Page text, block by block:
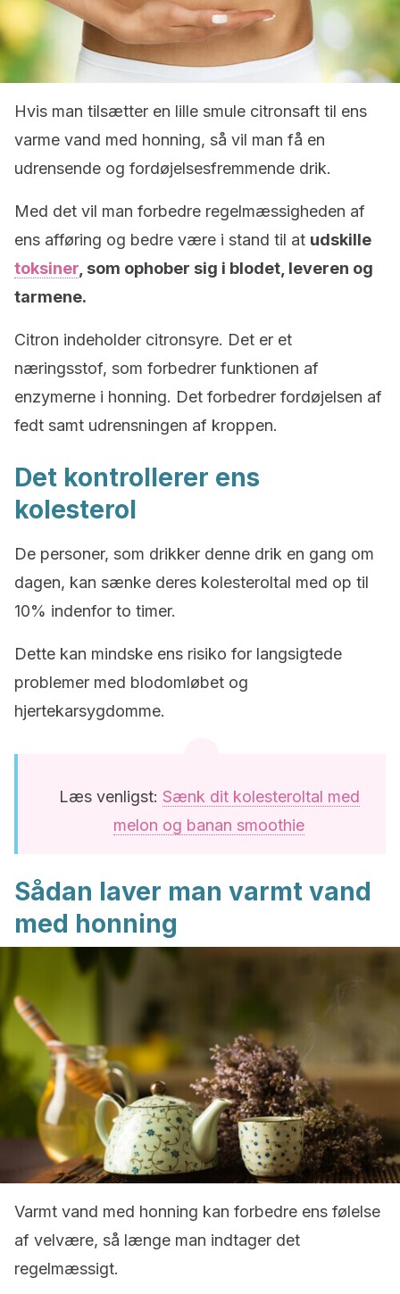
Hvis man tilsætter en lille smule citronsaft til ens
varme vand med honning, så vil man få en
udrensende og fordøjelsesfremmende drik.
Med det vil man forbedre regelmæssigheden af
ens afføring og bedre være i stand til at udskille
toksiner , som ophober sig i blodet, leveren og
tarmene.
Citron indeholder citronsyre. Det er et
næringsstof, som forbedrer funktionen af
enzymerne i honning. Det forbedrer fordøjelsen af
fedt samt udrensningen af kroppen.
Det kontrollerer ens
kolesterol
De personer, som drikker denne drik en gang om
dagen, kan sænke deres kolesteroltal med op til
10% indenfor to timer.
Dette kan mindske ens risiko for langsigtede
problemer med blodomløbet og
hjertekarsygdomme.
Læs venligst: Sænk dit kolesteroltal med
melon og banan smoothie
Sådan laver man varmt vand
med honning
Varmt vand med honning kan forbedre ens følelse
af velvære, så længe man indtager det
regelmæssigt.